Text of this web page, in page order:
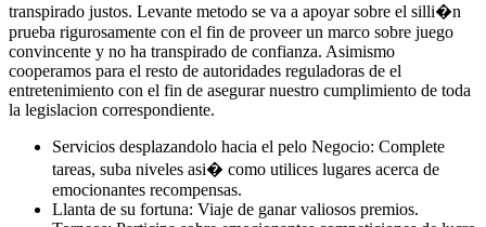
transpirado justos. Levante metodo se va a apoyar sobre el silli�n
prueba rigurosamente con el fin de proveer un marco sobre juego
convincente y no ha transpirado de confianza. Asimismo
cooperamos para el resto de autoridades reguladoras de el
entretenimiento con el fin de asegurar nuestro cumplimiento de toda
la legislacion correspondiente.
Servicios desplazandolo hacia el pelo Negocio: Complete
tareas, suba niveles asi� como utilices lugares acerca de
emocionantes recompensas.
Llanta de su fortuna: Viaje de ganar valiosos premios.